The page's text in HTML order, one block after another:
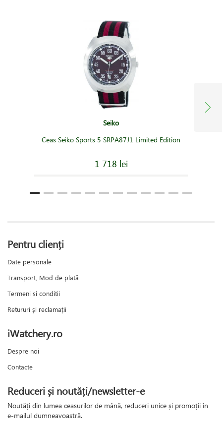
Seiko
Ceas Seiko Sports 5 SRPA87J1 Limited Edition
1 718 lei
Pentru clienți
Date personale
Transport, Mod de plată
Termeni si conditii
Retururi și reclamații
iWatchery.ro
Despre noi
Contacte
Reduceri și noutăți/newsletter-e
Noutăți din lumea ceasurilor de mână, reduceri unice și promoții în
e-mailul dumneavoastră.